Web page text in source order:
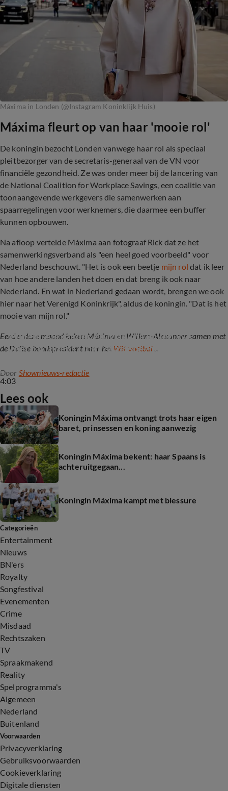
Máxima in Londen (@Instagram Koninklijk Huis)
Máxima fleurt op van haar 'mooie rol'
De koningin bezocht Londen vanwege haar rol als speciaal
pleitbezorger van de secretaris-generaal van de VN voor
financiële gezondheid. Ze was onder meer bij de lancering van
de National Coalition for Workplace Savings, een coalitie van
toonaangevende werkgevers die samenwerken aan
spaarregelingen voor werknemers, die daarmee een buffer
kunnen opbouwen.
Na afloop vertelde Máxima aan fotograaf Rick dat ze het
samenwerkingsverband als "een heel goed voorbeeld" voor
Nederland beschouwt. "Het is ook een beetje mijn rol dat ik leer
van hoe andere landen het doen en dat breng ik ook naar
Nederland. En wat in Nederland gedaan wordt, brengen we ook
hier naar het Verenigd Koninkrijk", aldus de koningin. "Dat is het
mooie van mijn rol."
Eerder deze maand keken Máxima en Willem-Alexander samen met
de Duitse bondspresident naar het WK voetbal
4:03
Willem-Alexander en Máxima kijken WK
voetbal tijdens Duits staatsbezoek
Door Shownieuws-redactie
Lees ook
Koningin Máxima ontvangt trots haar eigen
baret, prinsessen en koning aanwezig
Koningin Máxima bekent: haar Spaans is
achteruitgegaan...
Koningin Máxima kampt met blessure
Categorieën
Entertainment
Nieuws
BN'ers
Royalty
Songfestival
Evenementen
Crime
Misdaad
Rechtszaken
TV
Spraakmakend
Reality
Spelprogramma's
Algemeen
Nederland
Buitenland
Voorwaarden
Privacyverklaring
Gebruiksvoorwaarden
Cookieverklaring
Digitale diensten